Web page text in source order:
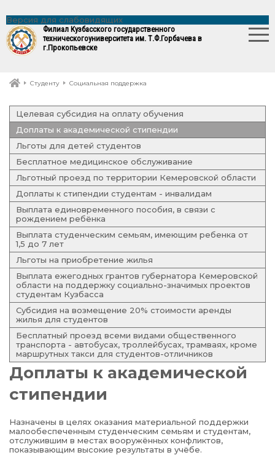
Версия для слабовидящих
Филиал Кузбасского государственного
техническогоуниверситета им. Т.Ф.Горбачева в
г.Прокопьевске
Студенту Социальная поддержка
Целевая субсидия на оплату обучения
Доплаты к академической стипендии
Льготы для детей студентов
Бесплатное медицинское обслуживание
Льготный проезд по территории Кемеровской области
Доплаты к стипендии студентам - инвалидам
Выплата единовременного пособия, в связи с
рождением ребёнка
Выплата студенческим семьям, имеющим ребенка от
1,5 до 7 лет
Льготы на приобретение жилья
Выплата ежегодных грантов губернатора Кемеровской
области на поддержку социально-значимых проектов
студентам Кузбасса
Субсидия на возмещение 20% стоимости аренды
жилья для студентов
Бесплатный проезд всеми видами общественного
транспорта - автобусах, троллейбусах, трамваях, кроме
маршрутных такси для студентов-отличников
Доплаты к академической
стипендии
Назначены в целях оказания материальной поддержки
малообеспеченным студенческим семьям и студентам,
отслужившим в местах вооружённых конфликтов,
показывающим высокие результаты в учёбе.